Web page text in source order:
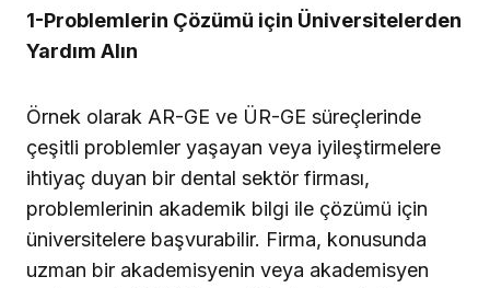
1-Problemlerin Çözümü için Üniversitelerden
Yardım Alın
Örnek olarak AR-GE ve ÜR-GE süreçlerinde
çeşitli problemler yaşayan veya iyileştirmelere
ihtiyaç duyan bir dental sektör firması,
problemlerinin akademik bilgi ile çözümü için
üniversitelere başvurabilir. Firma, konusunda
uzman bir akademisyenin veya akademisyen